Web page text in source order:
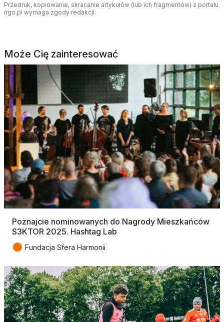
Przedruk, kopiowanie, skracanie artykułów (lub ich fragmentów) z portalu
ngo.pl wymaga zgody redakcji.
Może Cię zainteresować
Poznajcie nominowanych do Nagrody Mieszkańców
S3KTOR 2025. Hashtag Lab
● Fundacja Sfera Harmonii